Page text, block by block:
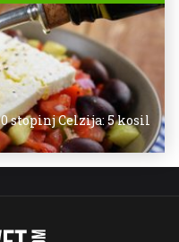
stopinj Celzija: 5 kosil